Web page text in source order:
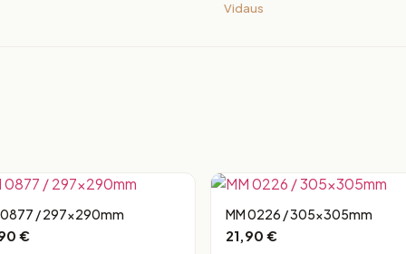
Vidaus
0877 / 297x290mm
€
MM 0226 / 305x305mm
21,90 €